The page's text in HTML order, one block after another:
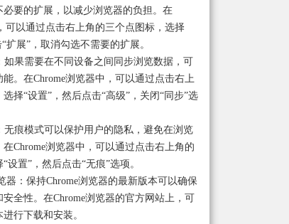
必要的扩展，以减少浏览器的负担。在
可以通过点击右上角的三个点图标，选择
扩展”，取消勾选不需要的扩展。
如果需要在不同设备之间同步浏览数据，可
能。在Chrome浏览器中，可以通过点击右上
择“设置”，然后点击“高级”，关闭“同步”选
无痕模式可以保护用户的隐私，避免在浏览
Chrome浏览器中，可以通过点击右上角的
设置”，然后点击“无痕”选项。
器：保持Chrome浏览器的最新版本可以确保
全性。在Chrome浏览器的官方网站上，可
行下载和安装。